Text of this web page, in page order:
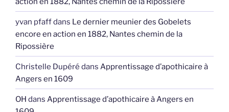
yvan pfaffdans Le dernier meunier des Gobelets
encore en action en 1882, Nantes chemin de la
Ripossière
Christelle Dupéré dans Apprentissage d’apothicaire à
Angers en 1609
OH dans Apprentissage d’apothicaire à Angers en